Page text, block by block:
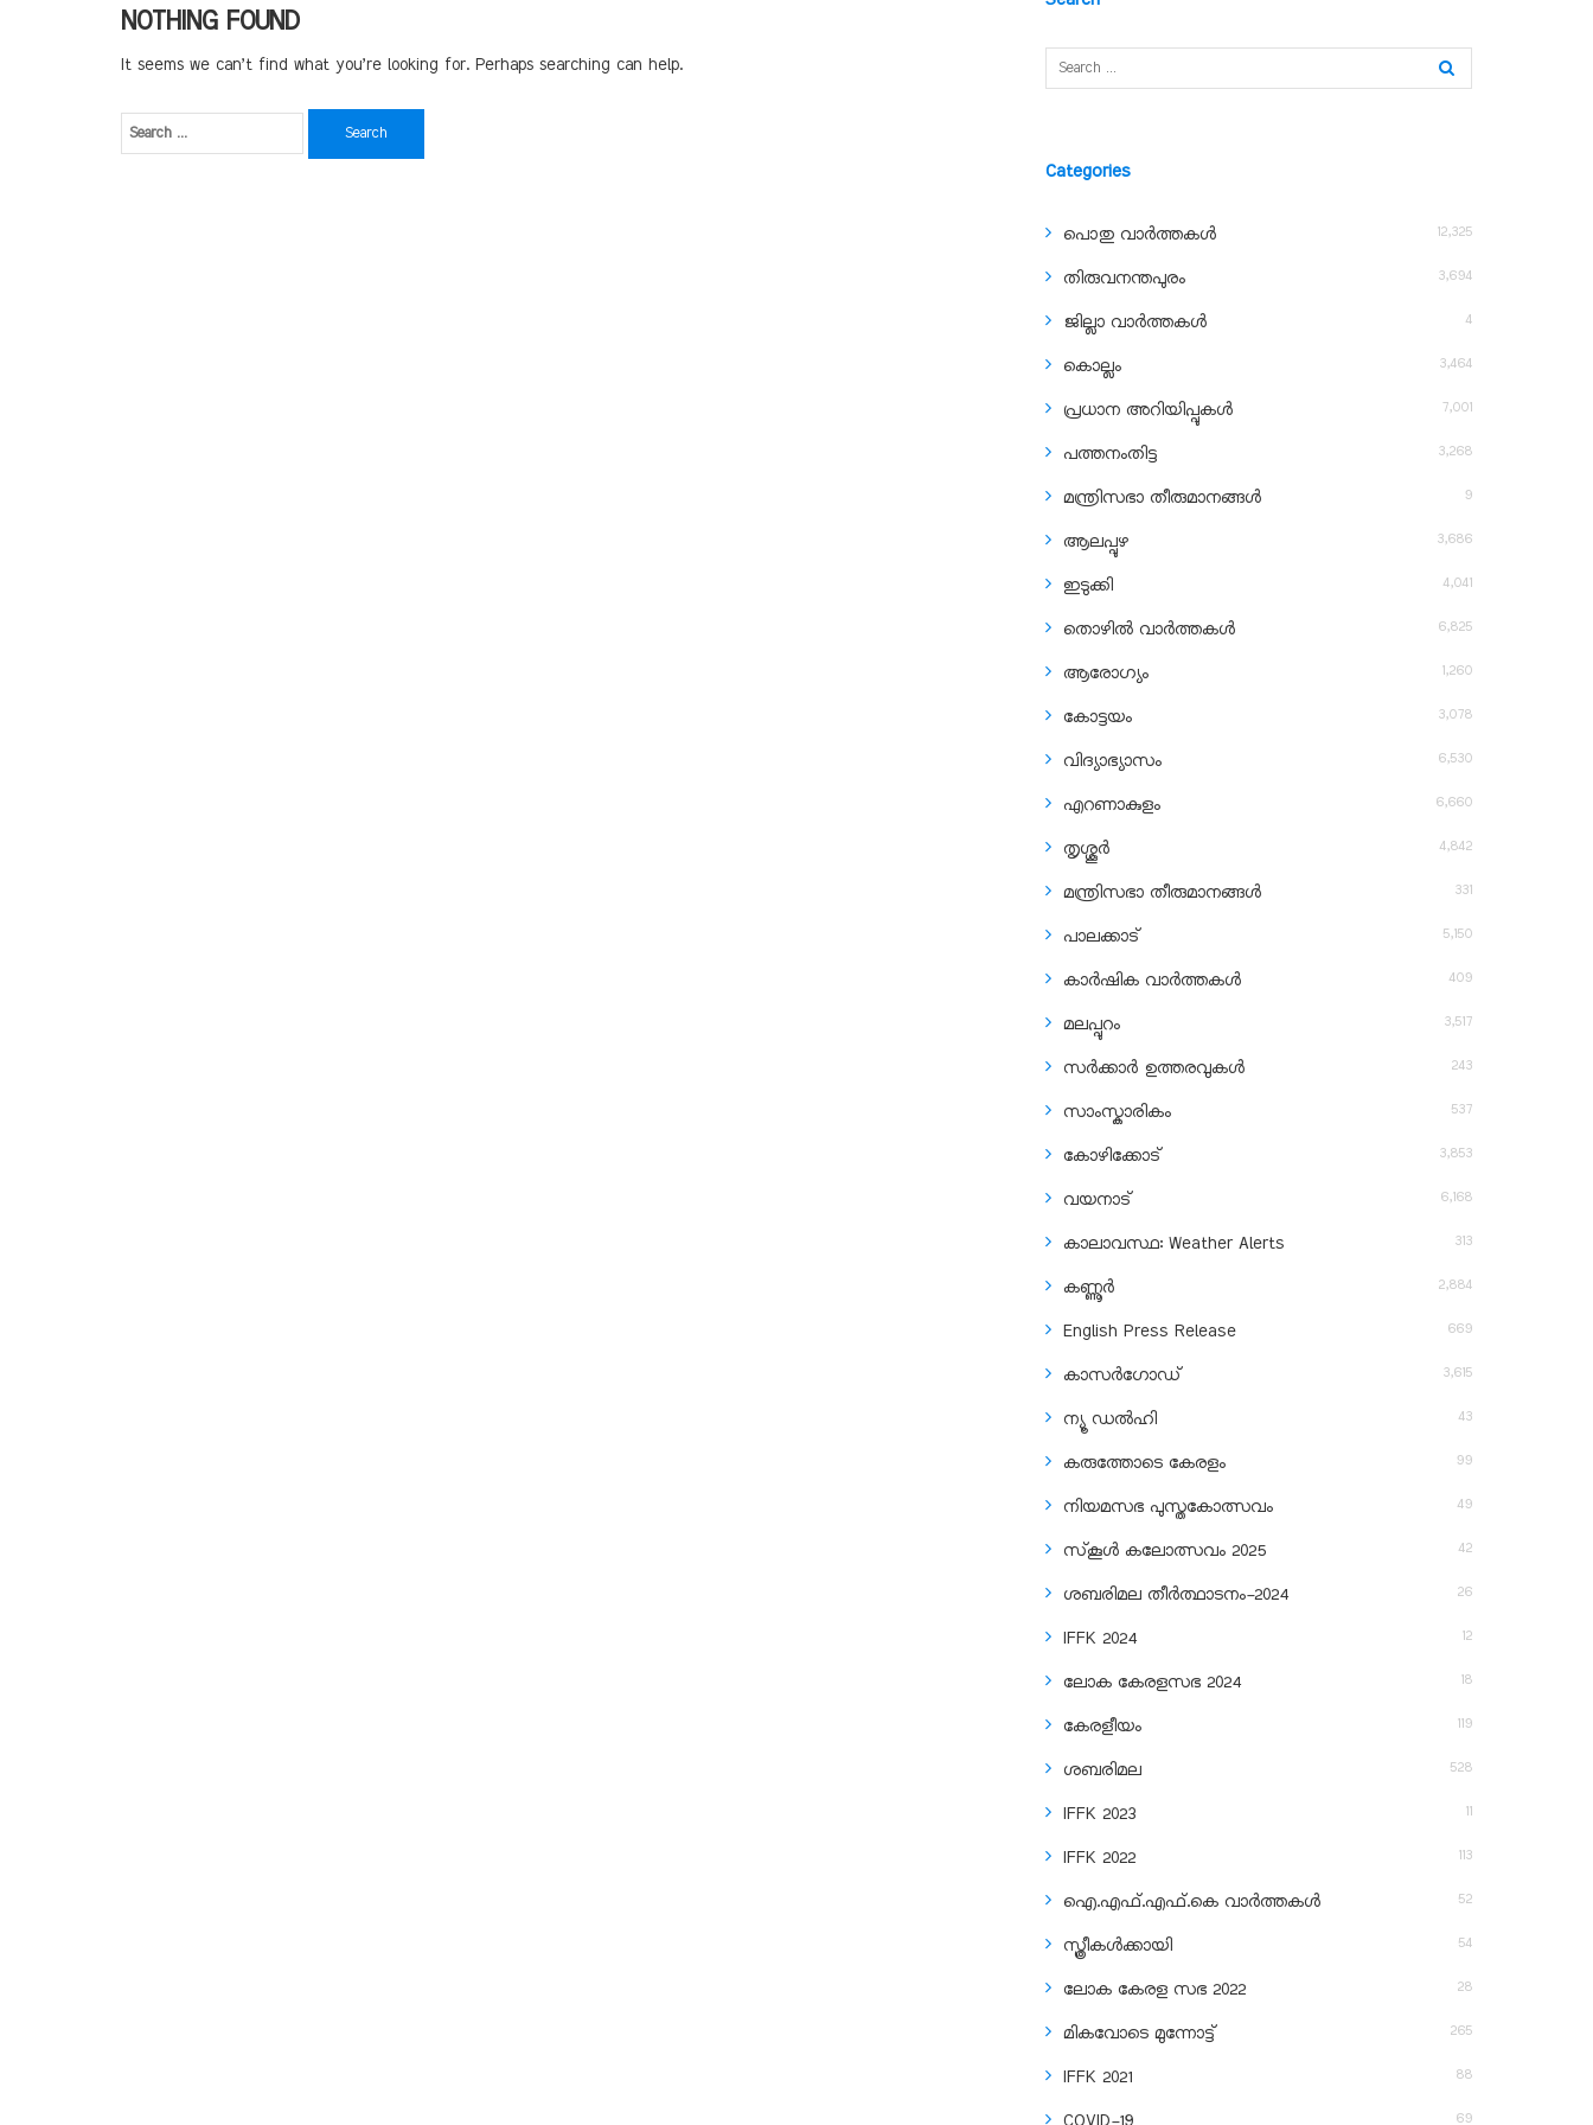
NOTHING FOUND
It seems we can’t find what you’re looking for. Perhaps searching can help.
Categories
പൊതു വാർത്തകൾ 12,325
തിരുവനന്തപുരം 3,694
ജില്ലാ വാർത്തകൾ 4
കൊല്ലം 3,464
പ്രധാന അറിയിപ്പുകൾ 7,001
പത്തനംതിട്ട 3,268
മന്ത്രിസഭാ തീരുമാനങ്ങൾ 9
ആലപ്പുഴ 3,686
ഇടുക്കി 4,041
തൊഴിൽ വാർത്തകൾ 6,825
ആരോഗ്യം 1,260
കോട്ടയം 3,078
വിദ്യാഭ്യാസം 6,530
എറണാകുളം 6,660
തൃശ്ശൂർ 4,842
മന്ത്രിസഭാ തീരുമാനങ്ങൾ 331
പാലക്കാട് 5,150
കാർഷിക വാർത്തകൾ 409
മലപ്പുറം 3,517
സർക്കാർ ഉത്തരവുകൾ 243
സാംസ്കാരികം 537
കോഴിക്കോട് 3,853
വയനാട് 6,168
കാലാവസ്ഥ: Weather Alerts 313
കണ്ണൂർ 2,884
English Press Release 669
കാസർഗോഡ് 3,615
ന്യൂ ഡൽഹി 43
കരുത്തോടെ കേരളം 99
നിയമസഭ പുസ്തകോത്സവം 49
സ്‌കൂൾ കലോത്സവം 2025 42
ശബരിമല തീര്‍ത്ഥാടനം-2024 26
IFFK 2024 12
ലോക കേരളസഭ 2024 18
കേരളീയം 119
ശബരിമല 528
IFFK 2023 11
IFFK 2022 113
ഐ.എഫ്.എഫ്.കെ വാർത്തകൾ 52
സ്ത്രീകൾക്കായി 54
ലോക കേരള സഭ 2022 28
മികവോടെ മുന്നോട്ട് 265
IFFK 2021 88
69